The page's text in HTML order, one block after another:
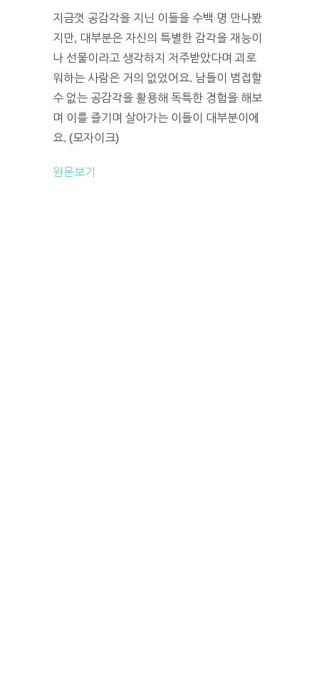
지금껏 공감각을 지닌 이들을 수백 명 만나봤
지만, 대부분은 자신의 특별한 감각을 재능이
나 선물이라고 생각하지 저주받았다며 괴로
워하는 사람은 거의 없었어요. 남들이 범접할
수 없는 공감각을 활용해 독특한 경험을 해보
며 이를 즐기며 살아가는 이들이 대부분이에
요. (모자이크)
원문보기